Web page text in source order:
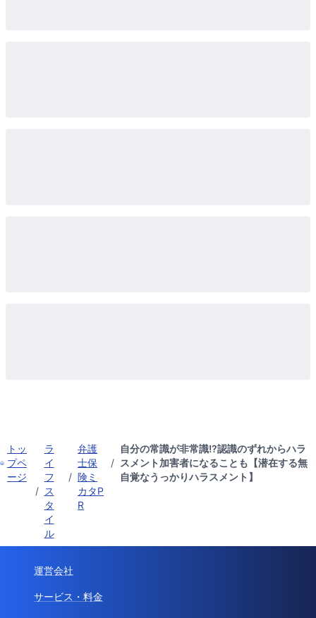
トッ
プペ
ージ
/
ラ
イ
フ
ス
タ
イ
ル
/
弁護
士保
険ミ
カタP
R
/
自分の常識が非常識!?認識のずれからハラ
スメント加害者になることも【潜在する無
自覚なうっかりハラスメント】
運営会社
サービス・料金